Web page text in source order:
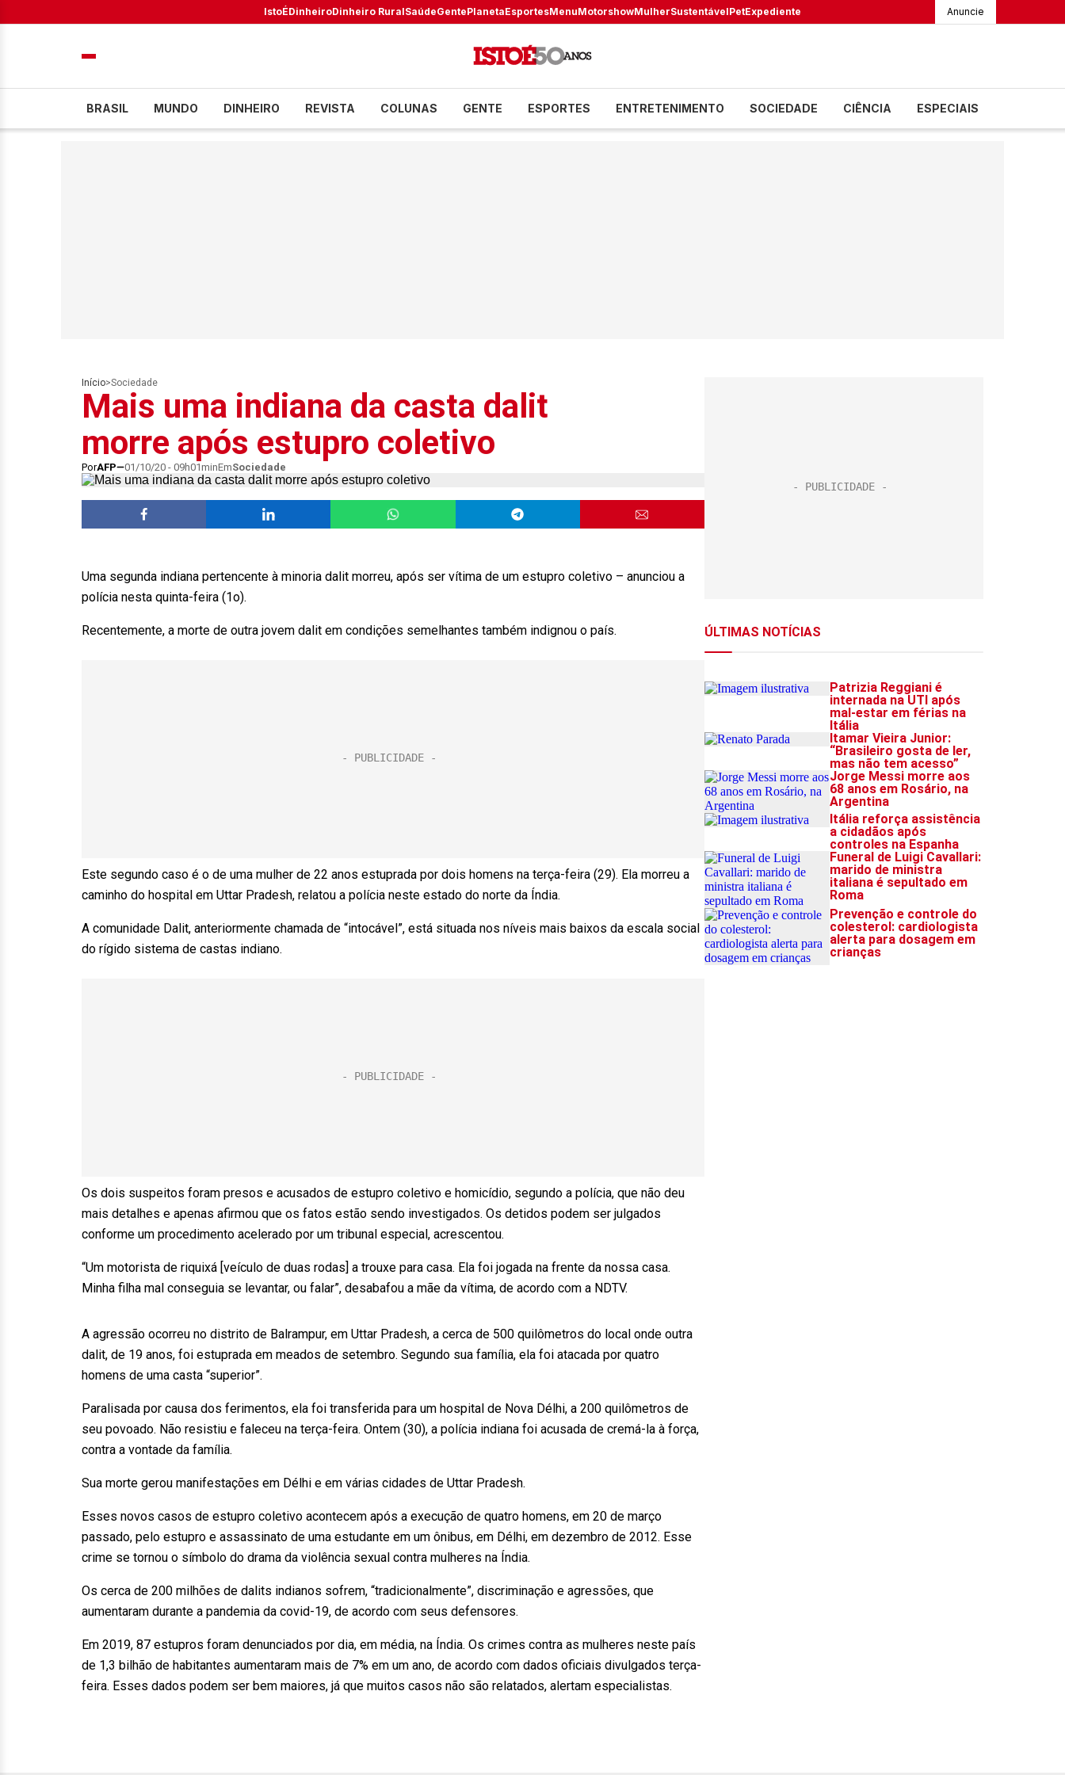
IstoÉDinheiroDinheiro RuralSaúdeGentePlanetaEsportesMenuMotorshowMulherSustentávelPetExpediente Anuncie
BRASIL MUNDO DINHEIRO REVISTA COLUNAS GENTE ESPORTES ENTRETENIMENTO SOCIEDADE CIÊNCIA ESPECIAIS
Início>Sociedade
Mais uma indiana da casta dalit
morre após estupro coletivo
PorAFP 01/10/20 - 09h01minEmSociedade
Uma segunda indiana pertencente à minoria dalit morreu, após ser vítima de um estupro coletivo – anunciou a
polícia nesta quinta-feira (1o).
Recentemente, a morte de outra jovem dalit em condições semelhantes também indignou o país.
Este segundo caso é o de uma mulher de 22 anos estuprada por dois homens na terça-feira (29). Ela morreu a
caminho do hospital em Uttar Pradesh, relatou a polícia neste estado do norte da Índia.
A comunidade Dalit, anteriormente chamada de “intocável”, está situada nos níveis mais baixos da escala social
do rígido sistema de castas indiano.
Os dois suspeitos foram presos e acusados de estupro coletivo e homicídio, segundo a polícia, que não deu
mais detalhes e apenas afirmou que os fatos estão sendo investigados. Os detidos podem ser julgados
conforme um procedimento acelerado por um tribunal especial, acrescentou.
“Um motorista de riquixá [veículo de duas rodas] a trouxe para casa. Ela foi jogada na frente da nossa casa.
Minha filha mal conseguia se levantar, ou falar”, desabafou a mãe da vítima, de acordo com a NDTV.
A agressão ocorreu no distrito de Balrampur, em Uttar Pradesh, a cerca de 500 quilômetros do local onde outra
dalit, de 19 anos, foi estuprada em meados de setembro. Segundo sua família, ela foi atacada por quatro
homens de uma casta “superior”.
Paralisada por causa dos ferimentos, ela foi transferida para um hospital de Nova Délhi, a 200 quilômetros de
seu povoado. Não resistiu e faleceu na terça-feira. Ontem (30), a polícia indiana foi acusada de cremá-la à força,
contra a vontade da família.
Sua morte gerou manifestações em Délhi e em várias cidades de Uttar Pradesh.
Esses novos casos de estupro coletivo acontecem após a execução de quatro homens, em 20 de março
passado, pelo estupro e assassinato de uma estudante em um ônibus, em Délhi, em dezembro de 2012. Esse
crime se tornou o símbolo do drama da violência sexual contra mulheres na Índia.
Os cerca de 200 milhões de dalits indianos sofrem, “tradicionalmente”, discriminação e agressões, que
aumentaram durante a pandemia da covid-19, de acordo com seus defensores.
Em 2019, 87 estupros foram denunciados por dia, em média, na Índia. Os crimes contra as mulheres neste país
de 1,3 bilhão de habitantes aumentaram mais de 7% em um ano, de acordo com dados oficiais divulgados terça-
feira. Esses dados podem ser bem maiores, já que muitos casos não são relatados, alertam especialistas.